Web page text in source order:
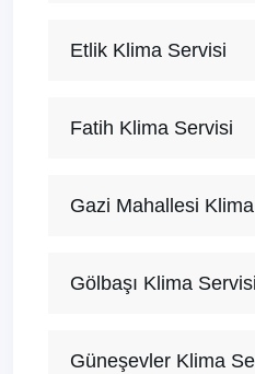
Etlik Klima Servisi
Fatih Klima Servisi
Gazi Mahallesi
Gölbaşı Klima Servisi
Güneşevler Klima